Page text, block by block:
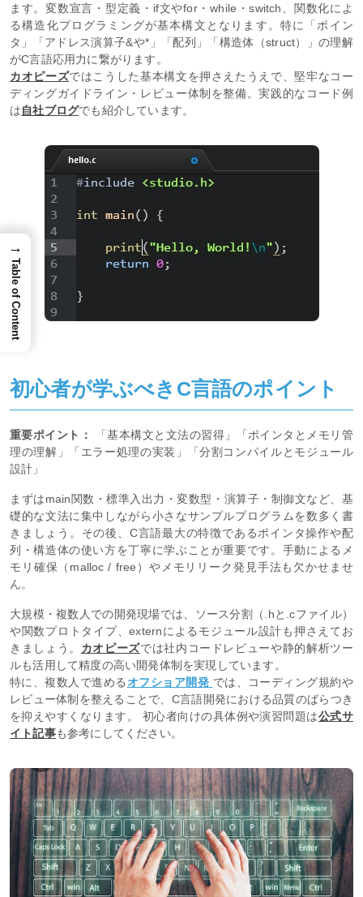
ます。変数宣言・型定義・if文やfor・while・switch、関数化によ
る構造化プログラミングが基本構文となります。特に「ポイン
タ」「アドレス演算子&や*」「配列」「構造体（struct）」の理解
がC言語応用力に繋がります。
カオピーズではこうした基本構文を押さえたうえで、堅牢なコー
ディングガイドライン・レビュー体制を整備。実践的なコード例
は自社ブログでも紹介しています。
初心者が学ぶべきC言語のポイント
重要ポイント：
「基本構文と文法の習得」「ポインタとメモリ管
理の理解」「エラー処理の実装」「分割コンパイルとモジュール
設計」
まずはmain関数・標準入出力・変数型・演算子・制御文など、基
礎的な文法に集中しながら小さなサンプルプログラムを数多く書
きましょう。その後、C言語最大の特徴であるポインタ操作や配
列・構造体の使い方を丁寧に学ぶことが重要です。手動によるメ
モリ確保（malloc / free）やメモリリーク発見手法も欠かせませ
ん。
大規模・複数人での開発現場では、ソース分割（.hと.cファイル）
や関数プロトタイプ、externによるモジュール設計も押さえてお
きましょう。 カオピーズでは社内コードレビューや静的解析ツー
ルも活用して精度の高い開発体制を実現しています。
特に、複数人で進めるオフショア開発 では、コーディング規約や
レビュー体制を整えることで、C言語開発における品質のばらつき
を抑えやすくなります。 初心者向けの具体例や演習問題は公式サ
イト記事も参考にしてください。
→
Table of Content